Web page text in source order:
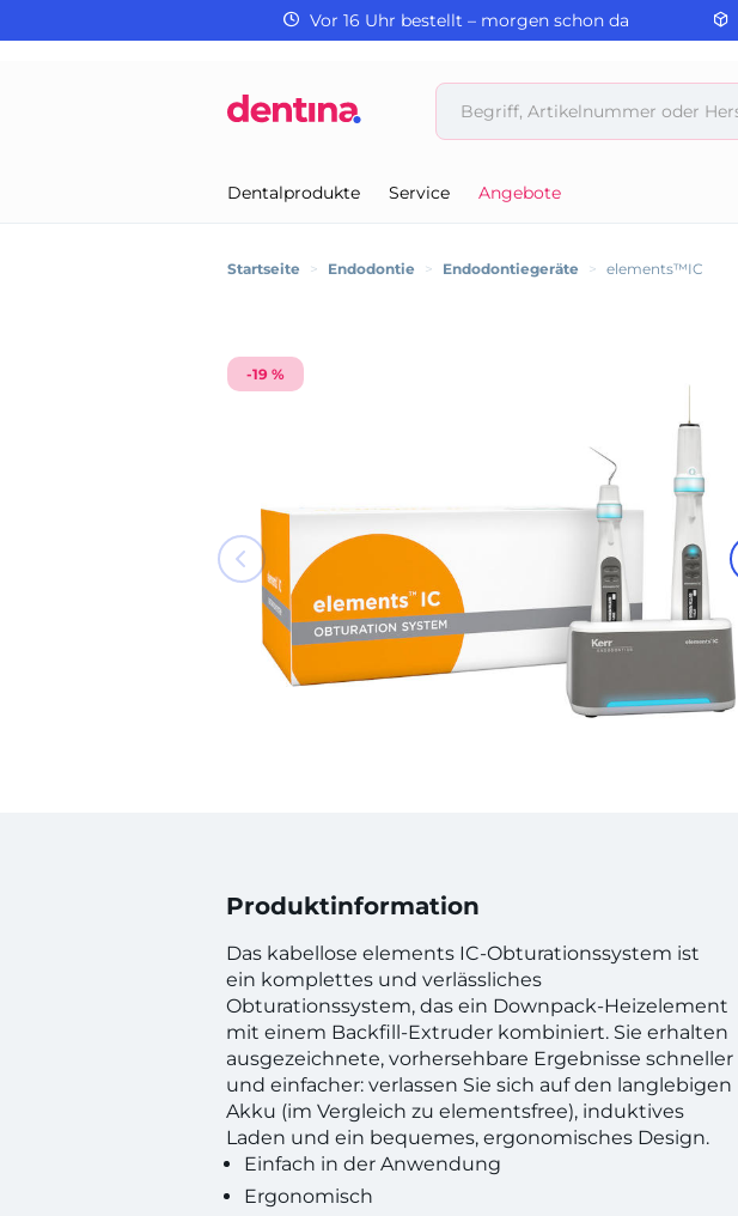
Vor 16 Uhr bestellt – morgen schon da
Dentalprodukte Service Angebote
Startseite > Endodontie > Endodontiegeräte > elements™IC
-19 %
Produktinformation
Das kabellose elements IC-Obturationssystem ist
ein komplettes und verlässliches
Obturationssystem, das ein Downpack-Heizelement
mit einem Backfill-Extruder kombiniert. Sie erhalten
ausgezeichnete, vorhersehbare Ergebnisse schneller
und einfacher: verlassen Sie sich auf den langlebigen
Akku (im Vergleich zu elementsfree), induktives
Laden und ein bequemes, ergonomisches Design.
Einfach in der Anwendung
Ergonomisch